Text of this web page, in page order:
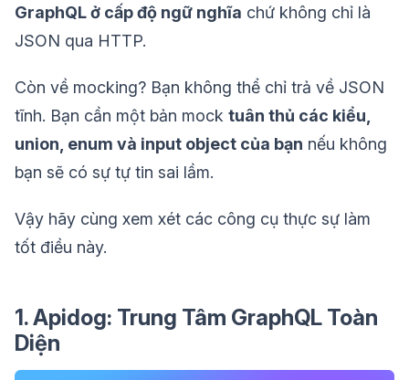
GraphQL ở cấp độ ngữ nghĩa chứ không chỉ là
JSON qua HTTP.
Còn về mocking? Bạn không thể chỉ trả về JSON
tĩnh. Bạn cần một bản mock tuân thủ các kiểu,
union, enum và input object của bạn nếu không
bạn sẽ có sự tự tin sai lầm.
Vậy hãy cùng xem xét các công cụ thực sự làm
tốt điều này.
1. Apidog: Trung Tâm GraphQL Toàn
Diện